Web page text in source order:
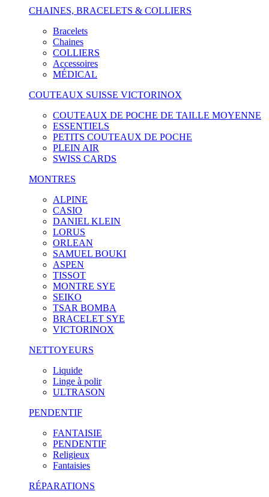
CHAINES, BRACELETS & COLLIERS
Bracelets
Chaines
COLLIERS
Accessoires
MÉDICAL
COUTEAUX SUISSE VICTORINOX
COUTEAUX DE POCHE DE TAILLE MOYENNE
ESSENTIELS
PETITS COUTEAUX DE POCHE
PLEIN AIR
SWISS CARDS
MONTRES
ALPINE
CASIO
DANIEL KLEIN
LORUS
ORLEAN
SAMUEL BOUKI
ASPEN
TISSOT
MONTRE SYE
SEIKO
TSAR BOMBA
BRACELET SYE
VICTORINOX
NETTOYEURS
Liquide
Linge à polir
ULTRASON
PENDENTIF
FANTAISIE
PENDENTIF
Religieux
Fantaisies
RÉPARATIONS